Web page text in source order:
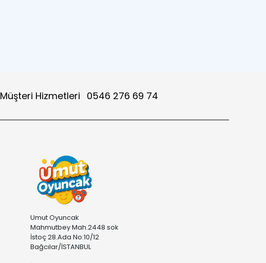
Müşteri Hizmetleri 0546 276 69 74
Umut Oyuncak
Mahmutbey Mah.2448 sok
İstoç 28.Ada No:10/12
Bağcılar/İSTANBUL